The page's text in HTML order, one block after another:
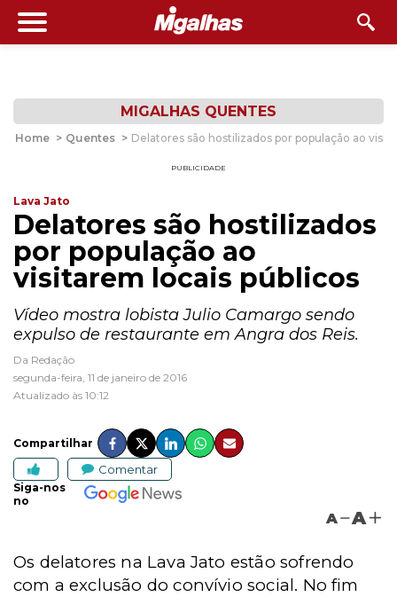
MIGALHAS QUENTES
Home > Quentes > Delatores são hostilizados por população ao
PUBLICIDADE
Lava Jato
Delatores são hostilizados
por população ao
visitarem locais públicos
Vídeo mostra lobista Julio Camargo sendo
expulso de restaurante em Angra dos Reis.
Da Redação
segunda-feira, 11 de janeiro de 2016
Atualizado às 10:12
Compartilhar
Comentar
Siga-nos
no
A A
Os delatores na Lava Jato estão sofrendo
com a exclusão do convívio social. No fim